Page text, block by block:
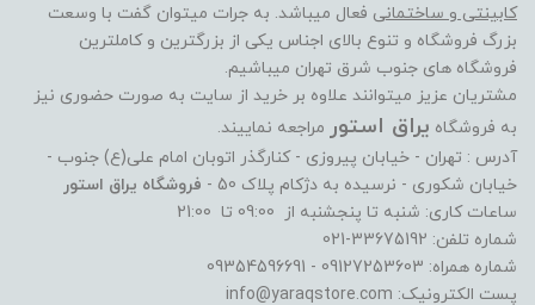
کابینتی و ساختمانی فعال میباشد. به جرات میتوان گفت با وسعت
بزرگ فروشگاه و تنوع بالای اجناس یکی از بزرگترین و کاملترین
فروشگاه های جنوب شرق تهران میباشیم.
مشتریان عزیز میتوانند علاوه بر خرید از سایت به صورت حضوری نیز
به فروشگاه یراق استور مراجعه نماییند.
آدرس : تهران - خیابان پیروزی - کنارگذر اتوبان امام علی(ع) جنوب -
خیابان شکوری - نرسیده به دژکام پلاک 50 -
فروشگاه یراق استور
ساعات کاری: شنبه تا پنجشنبه از 09:00 تا 21:00
شماره تلفن: 33675192-021
شماره همراه: 09127253603 - 09354596691
پست الکترونیک: info@yaraqstore.com